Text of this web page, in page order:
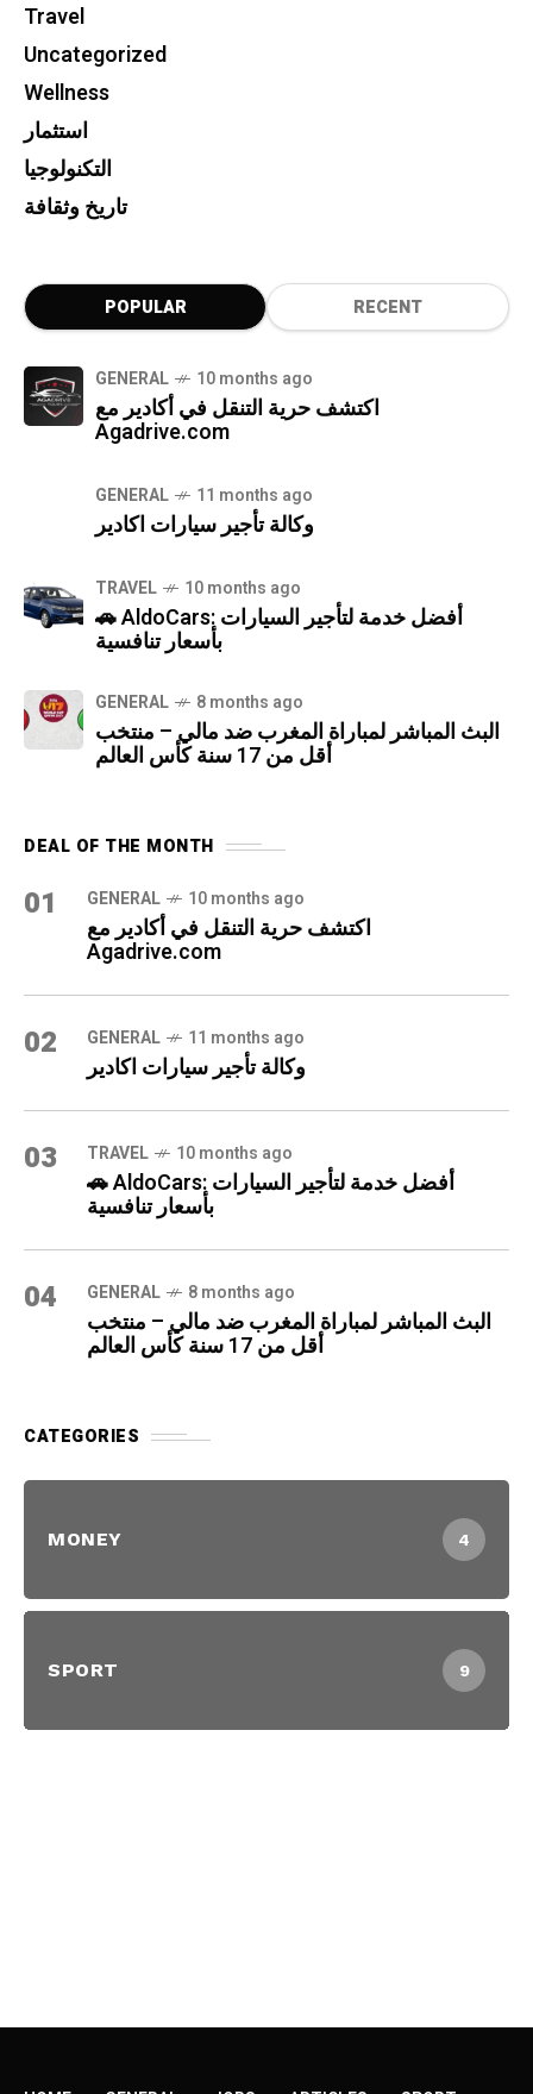
Travel
Uncategorized
Wellness
استثمار
التكنولوجيا
تاريخ وثقافة
POPULAR RECENT
GENERAL 10 months ago
اكتشف حرية التنقل في أكادير مع
Agadrive.com
GENERAL 11 months ago
وكالة تأجير سيارات اكادير
TRAVEL 10 months ago
🚗 AldoCars: أفضل خدمة لتأجير السيارات
بأسعار تنافسية
GENERAL 8 months ago
البث المباشر لمباراة المغرب ضد مالي – منتخب
أقل من 17 سنة كأس العالم
DEAL OF THE MONTH
01 GENERAL 10 months ago
اكتشف حرية التنقل في أكادير مع
Agadrive.com
02 GENERAL 11 months ago
وكالة تأجير سيارات اكادير
03 TRAVEL 10 months ago
🚗 AldoCars: أفضل خدمة لتأجير السيارات
بأسعار تنافسية
04 GENERAL 8 months ago
البث المباشر لمباراة المغرب ضد مالي – منتخب
أقل من 17 سنة كأس العالم
CATEGORIES
MONEY 4
SPORT 9